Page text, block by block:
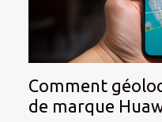
Comment
de marque